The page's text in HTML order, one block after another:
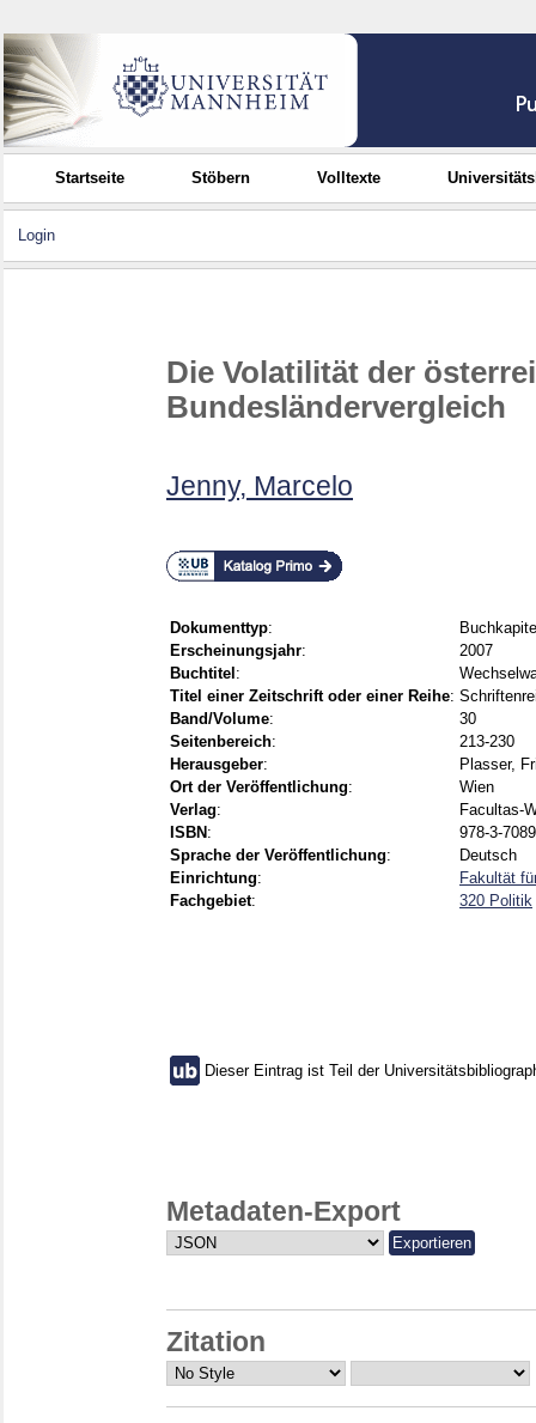
Startseite Stöbern Volltexte
Login
Die Volatilität der
Bundesländervergleich
Jenny, Marcelo
Dokumenttyp:
Erscheinungsjahr:
2007
Buchtitel :
Titel einer Zeitschrift oder einer Reihe:
Band/Volume:
30
Seitenbereich:
213-230
Herausgeber:
Plasser,
Ort der Veröffentlichung:
Wien
Verlag:
Facultas-
ISBN :
978-3-
Sprache der Veröffentlichung:
Deutsch
Einrichtung:
Fakultät
Fachgebiet: 320 Politik
Dieser Eintrag ist Teil der
Metadaten-Export
Zitation